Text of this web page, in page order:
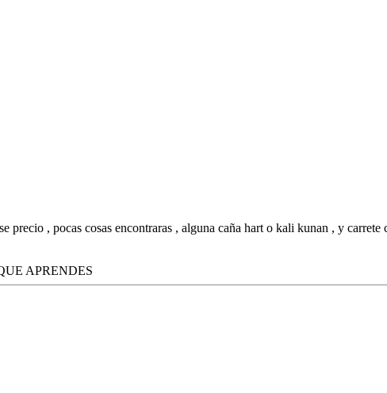
precio , pocas cosas encontraras , alguna caña hart o kali kunan , y
APRENDES